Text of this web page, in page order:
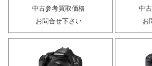
中古参考買取価格
お問合せ下さい
中
お